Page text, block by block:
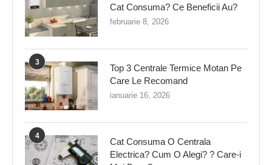
Cat Consuma? Ce Beneficii Au?
februarie 8, 2026
3
Top 3 Centrale Termice Motan Pe
Care Le Recomand
ianuarie 16, 2026
4
Cat Consuma O Centrala
Electrica? Cum O Alegi? ? Care-i